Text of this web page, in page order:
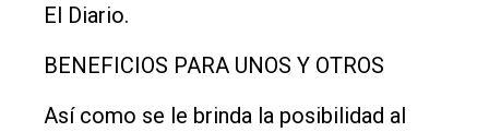
El Diario.
BENEFICIOS PARA UNOS Y OTROS
Así como se le brinda la posibilidad al